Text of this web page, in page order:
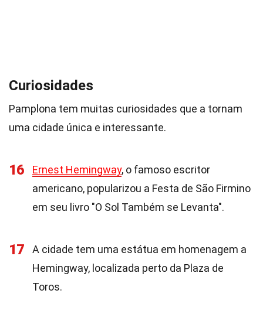
Curiosidades
Pamplona tem muitas curiosidades que a tornam
uma cidade única e interessante.
16 Ernest Hemingway, o famoso escritor
americano, popularizou a Festa de São Firmino
em seu livro "O Sol Também se Levanta".
17
A cidade tem uma estátua em homenagem a
Hemingway, localizada perto da Plaza de
Toros.